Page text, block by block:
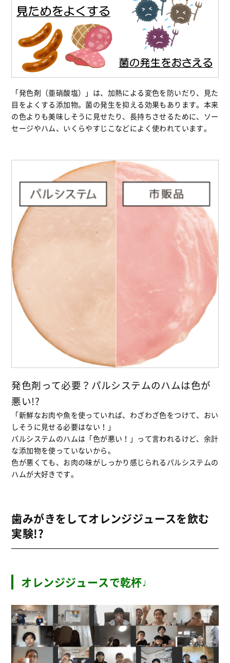
「発色剤（亜硝酸塩）」は、加熱による変色を防いだり、見た
目をよくする添加物。菌の発生を抑える効果もあります。本来
の色よりも美味しそうに見せたり、長持ちさせるために、ソー
セージやハム、いくらやすじこなどによく使われています。
発色剤って必要？パルシステムのハムは色が
悪い!?
「新鮮なお肉や魚を使っていれば、わざわざ色をつけて、おい
しそうに見せる必要はない！」
パルシステムのハムは「色が悪い！」って言われるけど、余計
な添加物を使っていないから。
色が悪くても、お肉の味がしっかり感じられるパルシステムの
ハムが大好きです。
歯みがきをしてオレンジジュースを飲む
実験!?
オレンジジュースで乾杯♩